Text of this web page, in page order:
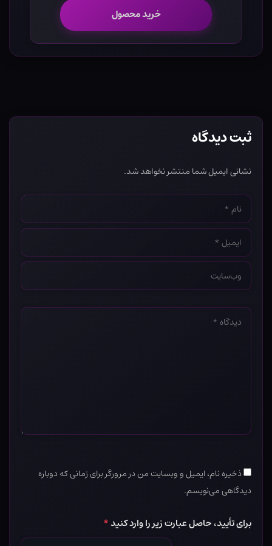
خرید محصول
ثبت دیدگاه
نشانی ایمیل شما منتشر نخواهد شد.
نام
*
ایمیل
*
وب‌سایت
*
دیدگاه
ذخیره نام، ایمیل و وبسایت من در مرورگر برای زمانی که دوباره
دیدگاهی می‌نویسم.
برای تأیید، حاصل عبارت زیر را وارد کنید*